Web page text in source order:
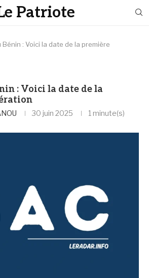
Patriote
: Voici la date de la première
: Voici la date de la
30 juin 2025 1 minute(s)